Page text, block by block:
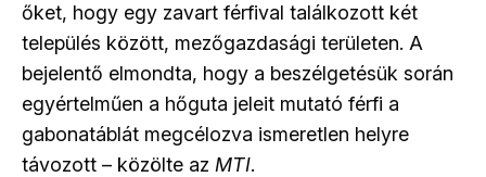
őket, hogy egy zavart férfival találkozott két
település között, mezőgazdasági területen. A
bejelentő elmondta, hogy a beszélgetésük során
egyértelműen a hőguta jeleit mutató férfi a
gabonatáblát megcélozva ismeretlen helyre
távozott – közölte az MTI.